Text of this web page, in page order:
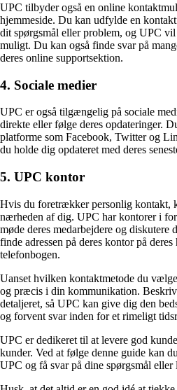
UPC tilbyder også en online
hjemmeside. Du kan udfylde en
dit spørgsmål eller problem, og UPC
muligt. Du kan også finde svar på
deres online supportsektion.
4. Sociale medier
UPC er også tilgængelig på sociale
direkte eller følge deres opdateringer.
platforme som Facebook, Twitter og
du holde dig opdateret med deres
5. UPC kontor
Hvis du foretrækker personlig kontakt,
nærheden af dig. UPC har kontorer i
møde deres medarbejdere og diskutere
finde adressen på deres kontor på
telefonbogen.
Uanset hvilken kontaktmetode du
og præcis i din kommunikation.
detaljeret, så UPC kan give dig den
og forvent svar inden for et rimeligt
UPC er dedikeret til at levere god
kunder. Ved at følge denne guide kan
UPC og få svar på dine spørgsmål eller